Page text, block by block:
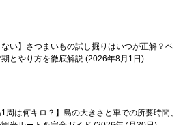
ない】さつまいもの試し掘りはいつが正解？ベ
期とやり方を徹底解説 2026年8月1日
1周は何キロ？】島の大きさと車での所要時間、